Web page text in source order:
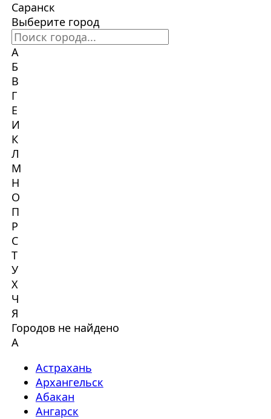
Саранск
Выберите город
А
Б
В
Г
Е
И
К
Л
М
Н
О
П
Р
С
Т
У
Х
Ч
Я
Городов не найдено
А
Астрахань
Архангельск
Абакан
Ангарск